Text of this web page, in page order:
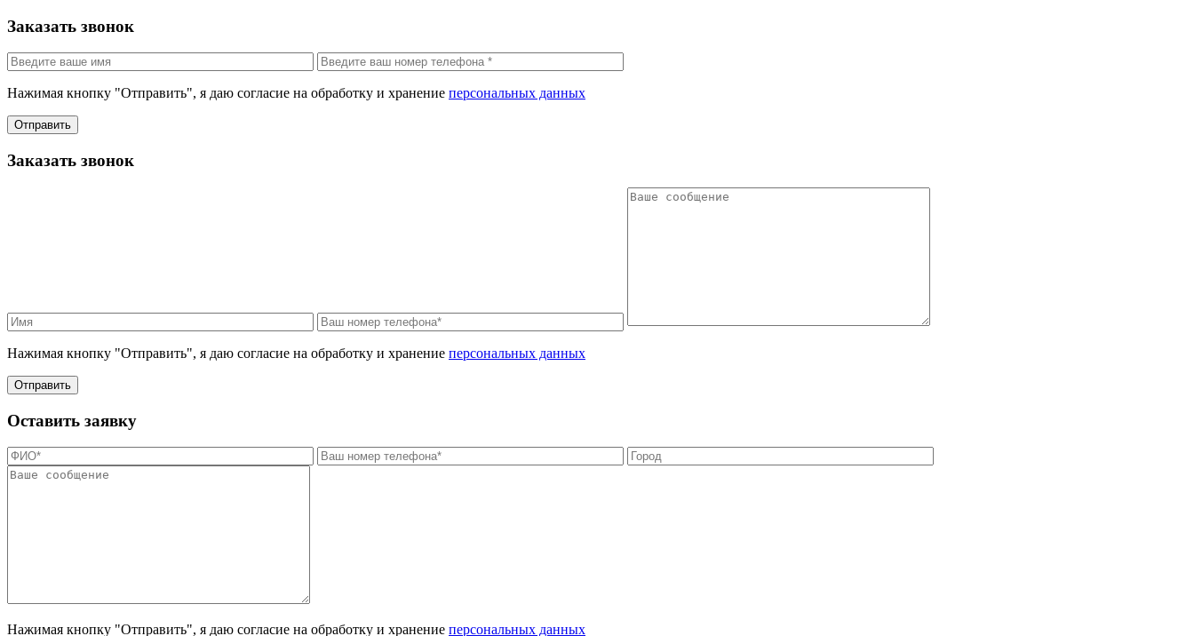
Заказать звонок
Нажимая кнопку "Отправить", я даю согласие на обработку и хранение персональных данных
Отправить
Заказать звонок
Нажимая кнопку "Отправить", я даю согласие на обработку и хранение персональных данных
Отправить
Оставить заявку
Нажимая кнопку "Отправить", я даю согласие на обработку и хранение персональных данных